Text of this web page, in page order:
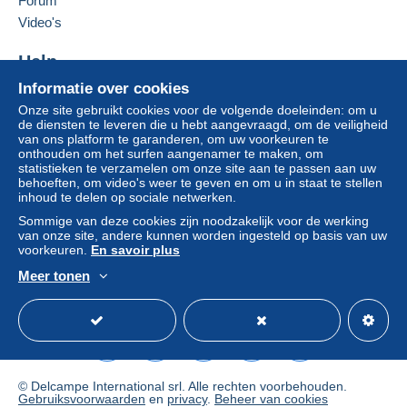
Leveringsmethode
Betaling via:
Brief (normaal/klein formaat)
€ 1,95
Aanmel
den
Betalingsvoorwaarden:
Alle betalingen worden gedaan met
betalingen gedaan per cheque of bankoverschrijving
rechtstreeks aan de verkoper.
Een betaling die niet is verricht metcredit/debitcard
Deze verkoper toevoegen aan mijn favorieten
Informatie over cookies
Onze site gebruikt cookies voor de volgende doeleinden: om u
de diensten te leveren die u hebt aangevraagd, om de veiligheid
van ons platform te garanderen, om uw voorkeuren te
onthouden om het surfen aangenamer te maken, om
statistieken te verzamelen om onze site aan te passen aan uw
behoeften, om video's weer te geven en om u in staat te stellen
inhoud te delen op sociale netwerken.
Sommige van deze cookies zijn noodzakelijk voor de werking
van onze site, andere kunnen worden ingesteld op basis van uw
voorkeuren. En savoir plus
Meer tonen
Video's
Help
Hulpcentrum
Kopen op Delcampe
Verkopen op Delcampe
Een beveiligde website
© Delcampe International srl. Alle rechten voorbehouden.
Gebruiksvoorwaarden en privacy. Beheer van cookies